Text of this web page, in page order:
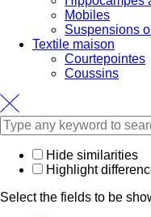
Mobiles
Suspensions
Textile maison
Courtepointes
Coussins
Hide similarities
Highlight
Select the fields to be